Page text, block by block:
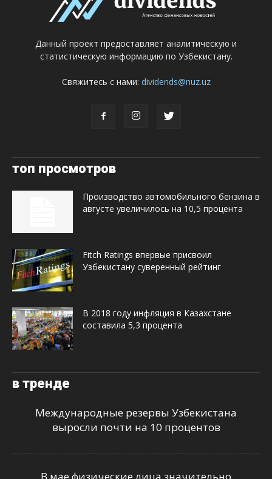
Данный проект предоставляет аналитическую и
статистическую информацию по Узбекистану.
Свяжитесь с нами: dividends@nuz.uz
топ просмотров
Производство автомобильного бензина в
августе увеличилось на 10,5 процента
Fitch Ratings впервые присвоил
Узбекистану суверенный рейтинг
В 2018 году инфляция в Казахстане
составила 5,3 процента
в тренде
Международные резервы Узбекистана
выросли почти на 10 процентов